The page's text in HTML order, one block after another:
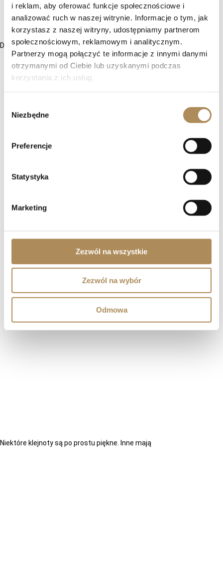
i reklam, aby oferować funkcje społecznościowe i
analizować ruch w naszej witrynie. Informacje o tym, jak
korzystasz z naszej witryny, udostępniamy partnerom
społecznościowym, reklamowym i analitycznym.
Partnerzy mogą połączyć te informacje z innymi danymi
otrzymanymi od Ciebie lub uzyskanymi podczas
korzystania z ich usług.
zgody
Niezbędne
Preferencje
Statystyka
Marketing
Zezwól na wszystkie
Zezwól na wybór
Odmowa
Diamenty w dawnych szlifach to coś znacznie więcej
Niektóre klejnoty są po prostu piękne. Inne mają